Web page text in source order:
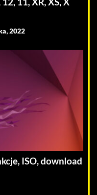
2022
ISO, download